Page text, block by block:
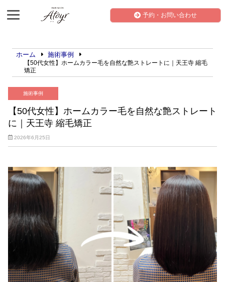
予約・お問い合わせ
ホーム 施術事例
【50代女性】ホームカラー毛を自然な艶ストレートに｜天王寺 縮毛
矯正
施術事例
【50代女性】ホームカラー毛を自然な艶ストレート
に｜天王寺 縮毛矯正
2026年6月25日